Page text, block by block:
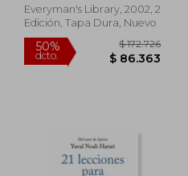
Everyman's Library, 2002, 2
Edición, Tapa Dura, Nuevo